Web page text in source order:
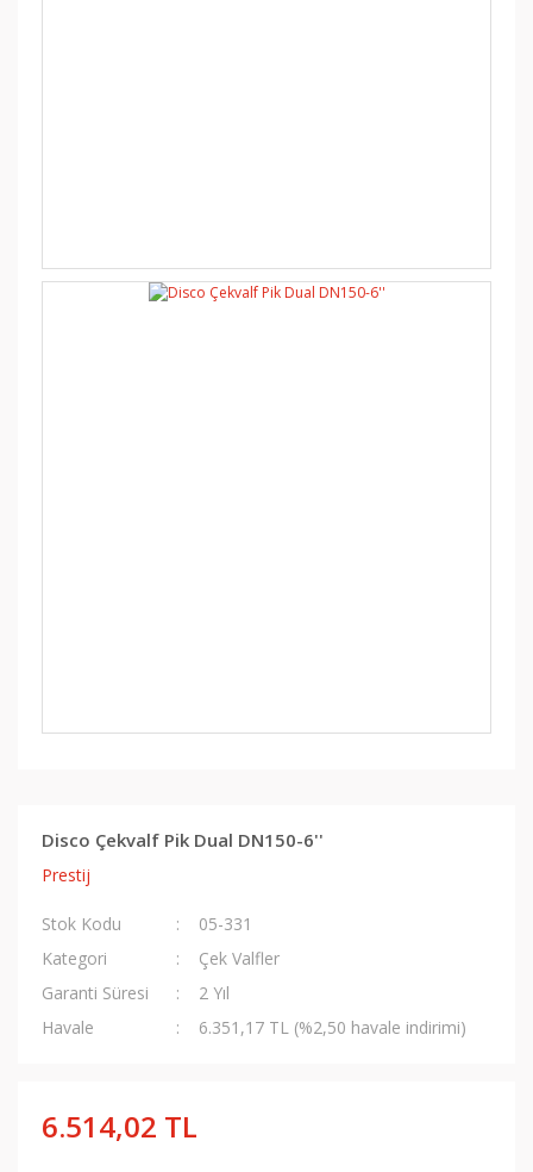
Disco Çekvalf Pik Dual DN150-6''
Prestij
Stok Kodu
05-331
Kategori
Çek Valfler
Garanti Süresi
2 Yıl
Havale
6.351,17 TL (%2,50 havale indirimi)
6.514,02 TL